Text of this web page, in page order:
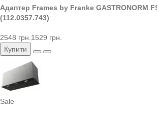
Адаптер Frames by Franke GASTRONORM
(112.0357.743)
2548 грн. 1529 грн.
Купити
Sale